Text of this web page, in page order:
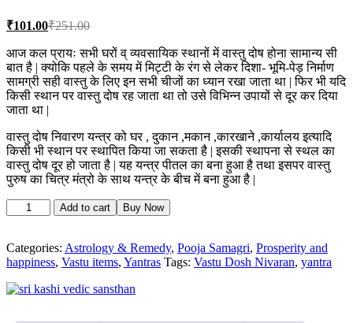
₹101.00Current
is:
₹101.00.
₹251.00Original
was:
₹251.00.
आज कल प्रायः सभी घरों व् व्यवसायिक स्थानों में वास्तु दोष होना सामान्य सी
बात है | क्योकि पहले के समय में मिट्टी के रंग से लेकर दिशा- भूमि-पेड़ निर्माण
सामग्री सही वास्तु के लिए इन सभी चीजों का ध्यान रखा जाता था | फिर भी यदि
किसी स्थान पर वास्तु दोष रह जाता था तो उसे विभिन्न उपायों से दूर कर दिया
जाता था |
वास्तु दोष निवारण यन्त्र को घर , दुकान ,मकान ,कारखाने ,कार्यालय इत्यादि
किसी भी स्थान पर स्थापित किया जा सकता है | इसकी स्थापना से स्थल का
वास्तु दोष दूर हो जाता है | यह यन्त्र पीतल का बना हुआ है तथा इसपर वास्तु
पुरुष का चित्र मंत्रो के साथ यन्त्र के बीच में बना हुआ है |
Vastu
Dosh
Yantra
quantity
Add to cart Buy Now
Categories: Astrology & Remedy, Pooja Samagri, Prosperity and
happiness, Vastu items, Yantras Tags: Vastu Dosh Nivaran, yantra